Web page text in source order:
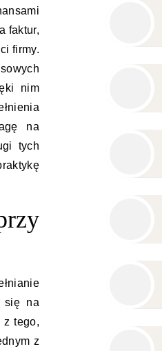
faktur,
firmy.
nim
na
tych
się na
z tego,
z